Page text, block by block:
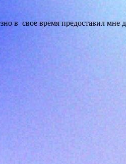
в свое время предоставил